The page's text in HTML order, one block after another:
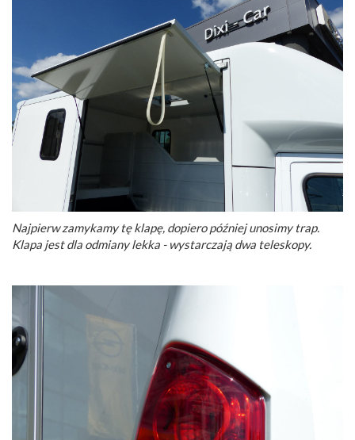
Najpierw zamykamy tę klapę, dopiero później unosimy trap.
Klapa jest dla odmiany lekka - wystarczają dwa teleskopy.